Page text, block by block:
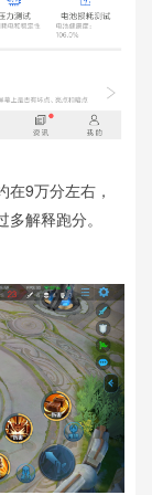
9万分左右，
解释跑分。